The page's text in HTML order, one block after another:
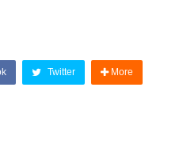
Twitter More